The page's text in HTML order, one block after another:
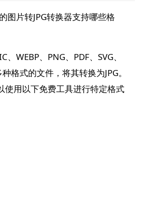
图片转JPG转换器支持哪些格
、WEBP、PNG、PDF、SVG、
格式的文件，将其转换为JPG。
使用以下免费工具进行特定格式